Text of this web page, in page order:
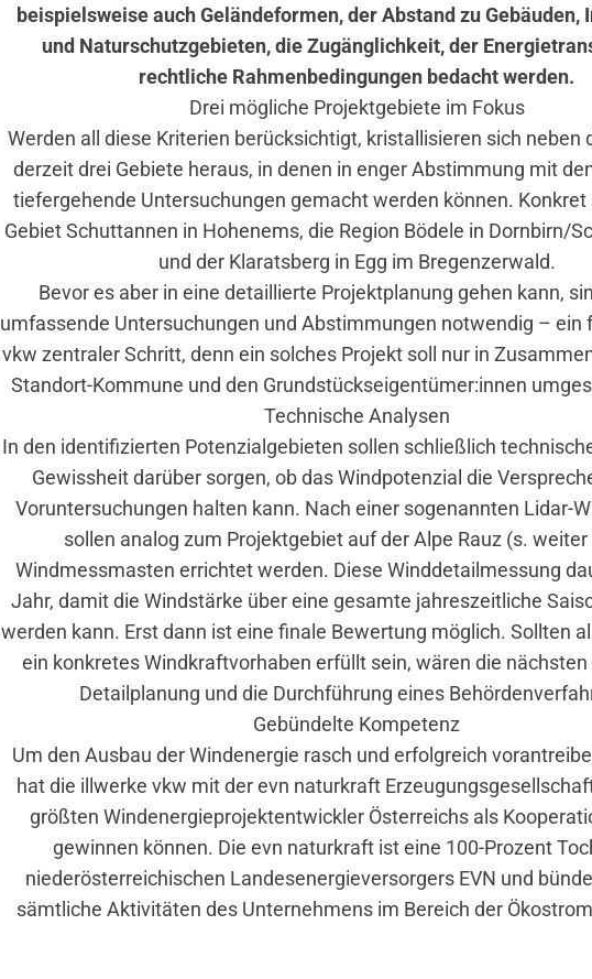
beispielsweise auch Geländeformen, der Abstand zu
und Naturschutzgebieten, die Zugänglichkeit, der
rechtliche Rahmenbedingungen bedacht werden.
Drei mögliche Projektgebiete im Fokus
Werden all diese Kriterien berücksichtigt, kristallisieren sich neben
derzeit drei Gebiete heraus, in denen in enger Abstimmung mit
tiefergehende Untersuchungen gemacht werden können. Konkret
Gebiet Schuttannen in Hohenems, die Region Bödele in Dornbirn/
und der Klaratsberg in Egg im Bregenzerwald.
Bevor es aber in eine detaillierte Projektplanung gehen kann,
umfassende Untersuchungen und Abstimmungen notwendig – ein
vkw zentraler Schritt, denn ein solches Projekt soll nur in
Standort-Kommune und den Grundstückseigentümer:innen
Technische Analysen
In den identifizierten Potenzialgebieten sollen schließlich
Gewissheit darüber sorgen, ob das Windpotenzial die
Voruntersuchungen halten kann. Nach einer sogenannten Lidar-
sollen analog zum Projektgebiet auf der Alpe Rauz (s.
Windmessmasten errichtet werden. Diese Winddetailmessung
Jahr, damit die Windstärke über eine gesamte jahreszeitliche
werden kann. Erst dann ist eine finale Bewertung möglich. Sollten
ein konkretes Windkraftvorhaben erfüllt sein, wären die
Detailplanung und die Durchführung eines
Gebündelte Kompetenz
Um den Ausbau der Windenergie rasch und erfolgreich
hat die illwerke vkw mit der evn naturkraft
größten Windenergieprojektentwickler Österreichs als
gewinnen können. Die evn naturkraft ist eine 100-Prozent
niederösterreichischen Landesenergieversorgers EVN und
sämtliche Aktivitäten des Unternehmens im Bereich der